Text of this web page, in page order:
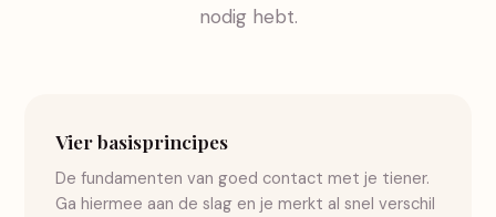
nodig hebt.
Vier basisprincipes
De fundamenten van goed contact met je tiener.
Ga hiermee aan de slag en je merkt al snel verschil